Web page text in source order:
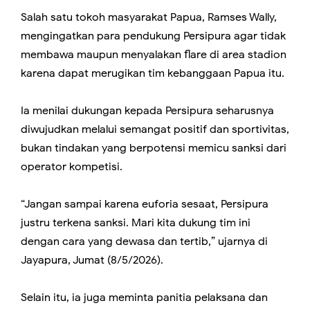
Salah satu tokoh masyarakat Papua, Ramses Wally,
mengingatkan para pendukung Persipura agar tidak
membawa maupun menyalakan flare di area stadion
karena dapat merugikan tim kebanggaan Papua itu.
Ia menilai dukungan kepada Persipura seharusnya
diwujudkan melalui semangat positif dan sportivitas,
bukan tindakan yang berpotensi memicu sanksi dari
operator kompetisi.
“Jangan sampai karena euforia sesaat, Persipura
justru terkena sanksi. Mari kita dukung tim ini
dengan cara yang dewasa dan tertib,” ujarnya di
Jayapura, Jumat (8/5/2026).
Selain itu, ia juga meminta panitia pelaksana dan